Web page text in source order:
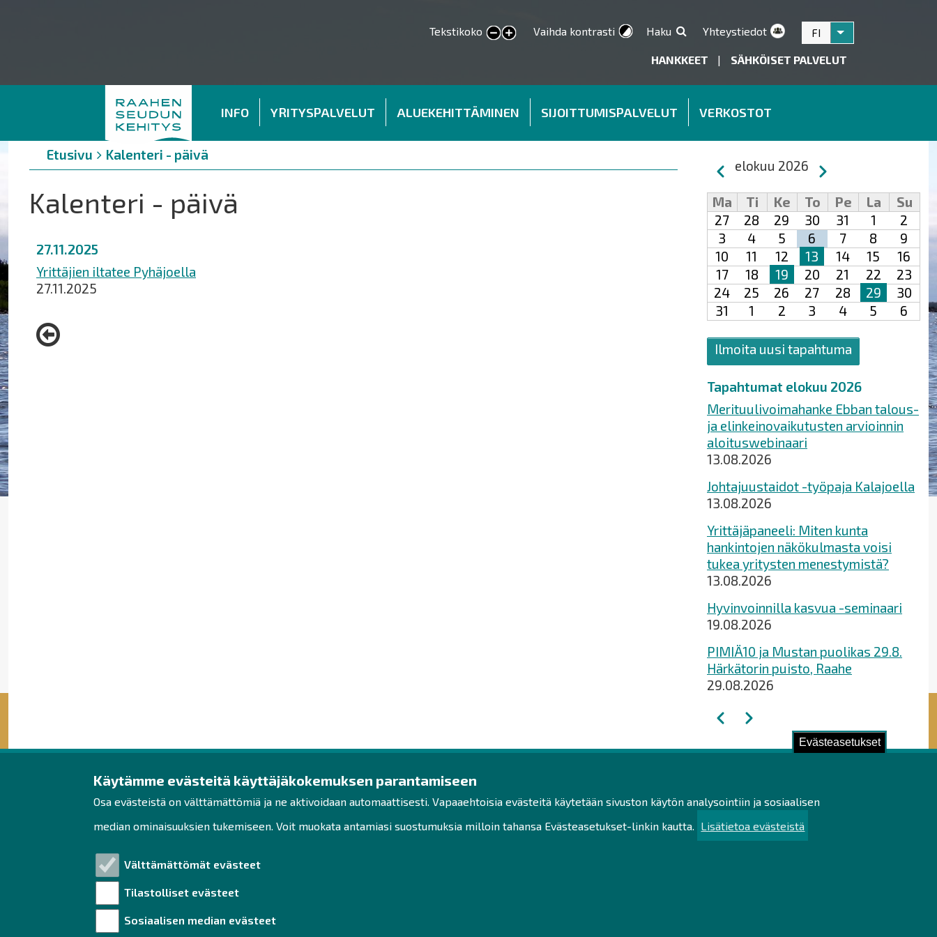
Evästeasetukset
Käytämme evästeitä käyttäjäkokemuksen parantamiseen
Osa evästeistä on välttämättömiä ja ne aktivoidaan automaattisesti. Vapaaehtoisia evästeitä käytetään sivuston käytön analysointiin ja sosiaalisen
median ominaisuuksien tukemiseen. Voit muokata antamiasi suostumuksia milloin tahansa Evästeasetukset-linkin kautta.
Lisätietoa evästeistä
Välttämättömät evästeet
Tilastolliset evästeet
Sosiaalisen median evästeet
Tekstikoko
smaller text
larger text Vaihda kontrasti Haku Yhteystiedot FI Listaa lisätoiminnot
HANKKEET | SÄHKÖISET PALVELUT
INFO YRITYSPALVELUT ALUEKEHITTÄMINEN SIJOITTUMISPALVELUT VERKOSTOT
Murupolku
You
are
Etusivu Kalenteri - päivä
Kalenteri - päivä
27.11.2025
Yrittäjien iltatee Pyhäjoella
27.11.2025
Sivutus
Edellinen
elokuu 2026
Seuraava
Ma
Ti Ke To Pe La
Su
27
28 29 30 31 1
2
3
4 5 6 7 8
9
10
11 12 13 14 15
16
17
18 19 20 21 22
23
24
25 26 27 28 29
30
31
1 2 3 4 5 6
Ilmoita uusi tapahtuma
Tapahtumat elokuu 2026
Merituulivoimahanke Ebban talous-
ja elinkeinovaikutusten arvioinnin
aloituswebinaari
13.08.2026
Johtajuustaidot -työpaja Kalajoella
13.08.2026
Yrittäjäpaneeli: Miten kunta
hankintojen näkökulmasta voisi
tukea yritysten menestymistä?
13.08.2026
Hyvinvoinnilla kasvua -seminaari
19.08.2026
PIMIÄ10 ja Mustan puolikas 29.8.
Härkätorin puisto, Raahe
29.08.2026
Sivutus
EdellinenSeuraava
Raahen seudun kehitys
Rantakatu 5 D 2. kerros
92100 Raahe
Puh. 044 439 3288
Ota yhteyttä!
Toimisto
Tutustu!
Henkilötietojen käsittely
Saavutettavuusseloste